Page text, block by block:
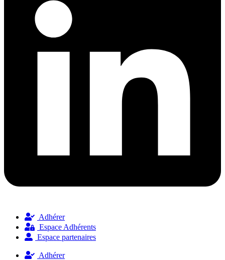
Adhérer
Espace Adhérents
Espace partenaires
Adhérer